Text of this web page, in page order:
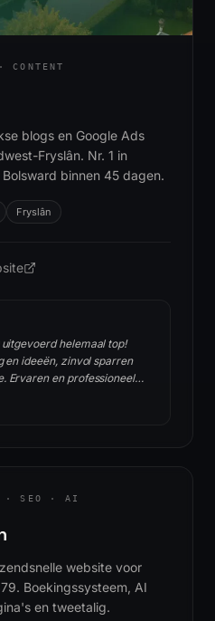
CONTENT
blogs en Google Ads
Fryslân. Nr. 1 in
binnen 45 dagen.
Fryslân
tabblad)
helemaal top!
en ideeën, zinvol sparren
Ervaren en professioneel
· SEO · AI
website voor
Boekingssysteem, AI
en tweetalig.